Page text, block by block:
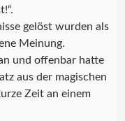
gelöst wurden als
Meinung.
und offenbar hatte
aus der magischen
Zeit an einem